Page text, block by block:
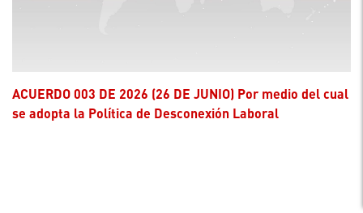
ACUERDO 003 DE 2026 (26 DE JUNIO) Por medio del cual
se adopta la Política de Desconexión Laboral